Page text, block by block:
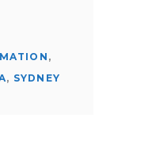
,
, SYDNEY